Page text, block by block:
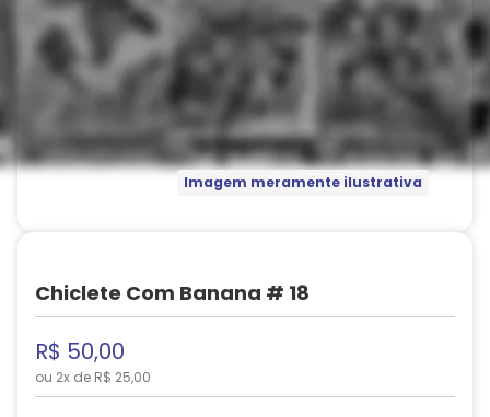
Imagem meramente ilustrativa
Chiclete Com Banana # 18
R$ 50,00
ou 2x de R$ 25,00